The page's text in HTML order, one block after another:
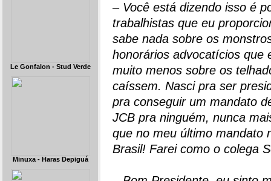
Le Gonfalon - Stud Verde
Minuxa - Haras Depiguá
– Você está dizendo isso é
trabalhistas que eu
sabe nada sobre os
honorários advocatícios que
muito menos sobre os
caíssem. Nasci pra ser
pra conseguir um mandato
JCB pra ninguém, nunca
que no meu último mandato
Brasil! Farei como o colega